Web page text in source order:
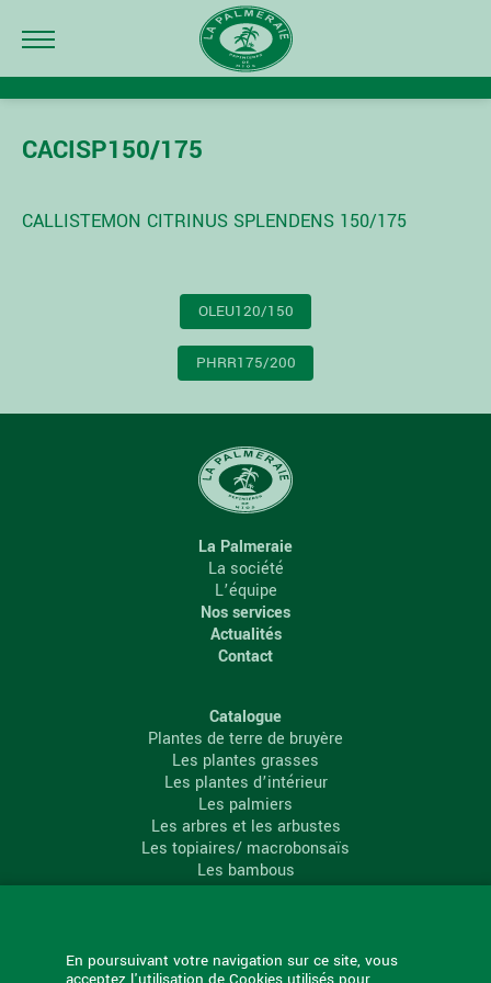
En poursuivant votre navigation sur ce site, vous
CACISP150/175
CALLISTEMON CITRINUS SPLENDENS 150/175
OLEU120/150
PHRR175/200
La Palmeraie
La société
L’équipe
Nos services
Actualités
Contact
Catalogue
Plantes de terre de bruyère
Les plantes grasses
Les plantes d’intérieur
Les palmiers
Les arbres et les arbustes
Les topiaires/ macrobonsaïs
Les bambous
Les conifères
La Palmeraie